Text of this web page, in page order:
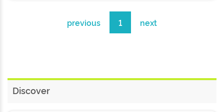
previous 1 next
Discover